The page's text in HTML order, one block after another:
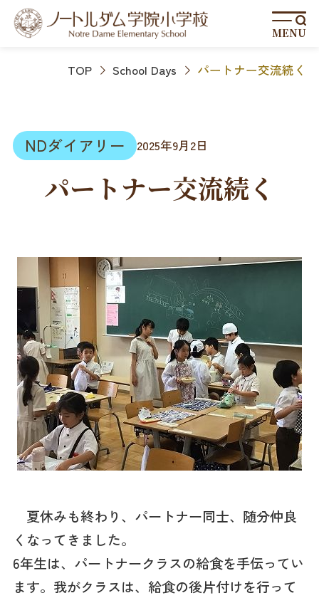
MENU
TOP School Days パートナー交流続く
NDダイアリー 2025年9月2日
パートナー交流続く
夏休みも終わり、パートナー同士、随分仲良
くなってきました。
6年生は、パートナークラスの給食を手伝ってい
ます。我がクラスは、給食の後片付けを行って